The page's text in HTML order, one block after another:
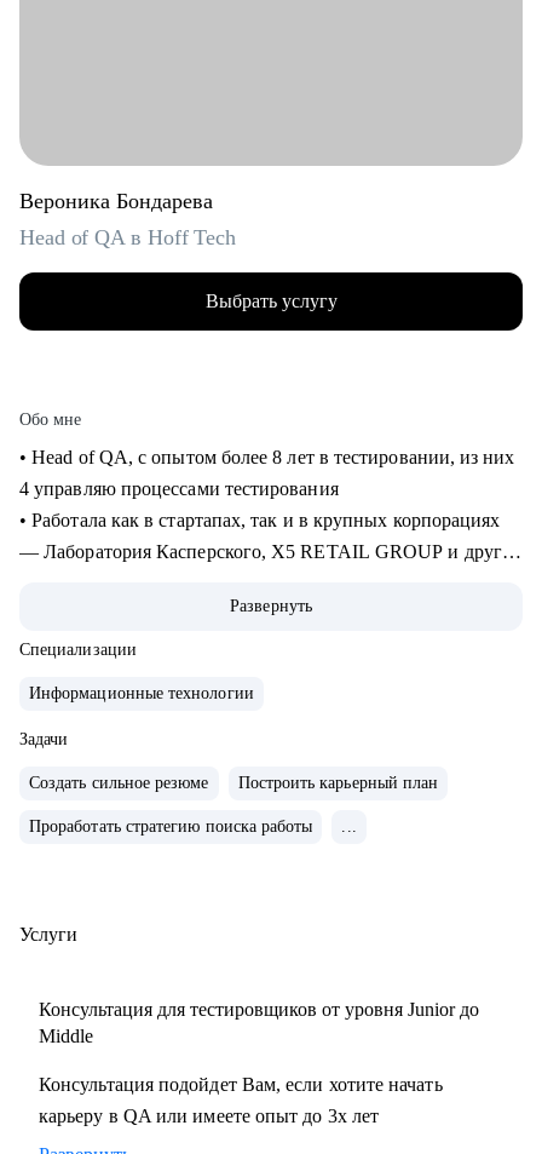
Вероника Бондарева
Head of QA в Hoff Tech
Выбрать услугу
Обо мне
• Head of QA, c опытом более 8 лет в тестировании, из них
4 управляю процессами тестирования
• Работала как в стартапах, так и в крупных корпорациях
— Лаборатория Касперского, X5 RETAIL GROUP и другие
тестирования с командой 15+ человек
• Занималась ручным и автоматизированным
desktop)
• Занимаюсь построением QA процессов и команды,
развитием и интеграции QA в процесс разработки
• Выстраиваю прикладные метрики, средства мониторинга
manual, QA Auto
• Занимаюсь менторством с 2021 года
С чем помогу:
• Создание резюме
• Подготовка к собеседованию на различные позиции
Развернуть
Специализации
Информационные технологии
Задачи
Создать сильное резюме Построить карьерный план
Проработать стратегию поиска работы ...
Услуги
Консультация для тестировщиков от уровня Junior до
Middle
Консультация подойдет Вам, если хотите начать
карьеру в QA или имеете опыт до 3х лет